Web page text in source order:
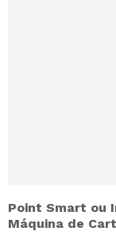
Point Smart ou
Máquina de